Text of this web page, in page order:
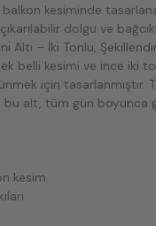
kesiminde
dolgu ve
Altı – İki Tonlu,
belli kesimi ve ince iki
için
bu alt, tüm gün boyunca
kesim